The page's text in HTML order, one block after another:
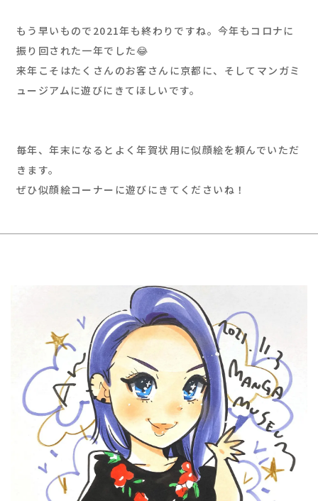
もう早いもので2021年も終わりですね。今年もコロナに
振り回された一年でした😂
来年こそはたくさんのお客さんに京都に、そしてマンガミ
ュージアムに遊びにきてほしいです。
毎年、年末になるとよく年賀状用に似顔絵を頼んでいただ
きます。
ぜひ似顔絵コーナーに遊びにきてくださいね！